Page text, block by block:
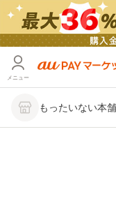
メニュー
もったいない本舗